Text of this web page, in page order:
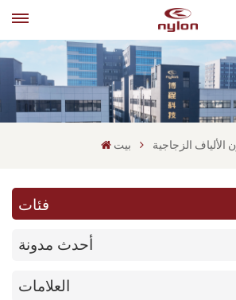
بيت الألياف الزجاجية
فئات
أحدث مدونة
العلامات